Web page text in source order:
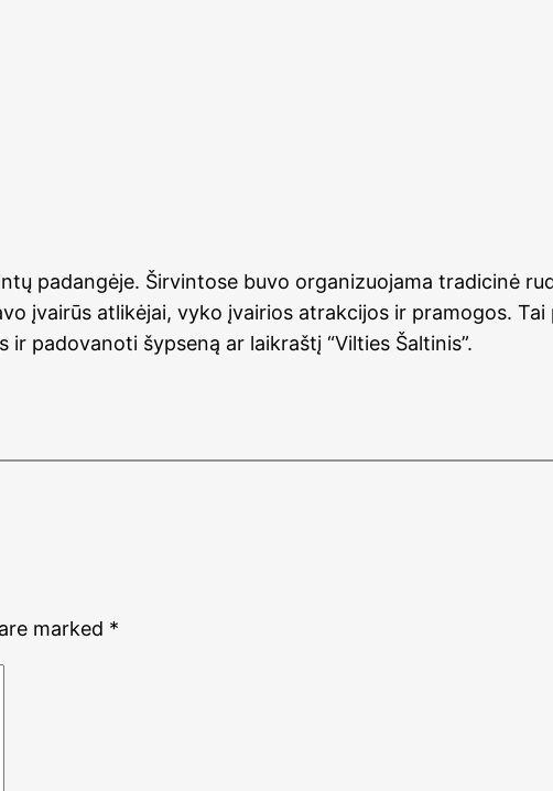
padangėje. Širvintose buvo organizuojama tradicinė
įvairūs atlikėjai, vyko įvairios atrakcijos ir pramogos.
padovanoti šypseną ar laikraštį “Vilties Šaltinis”.
marked *